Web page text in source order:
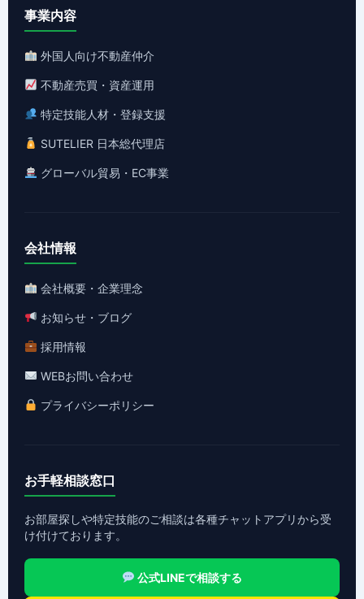
事業内容
外国人向け不動産仲介
不動産売買・資産運用
特定技能人材・登録支援
SUTELIER 日本総代理店
グローバル貿易・EC事業
会社情報
会社概要・企業理念
お知らせ・ブログ
採用情報
WEBお問い合わせ
プライバシーポリシー
お手軽相談窓口
お部屋探しや特定技能のご相談は各種チャットアプリから受
け付けております。
公式LINEで相談する